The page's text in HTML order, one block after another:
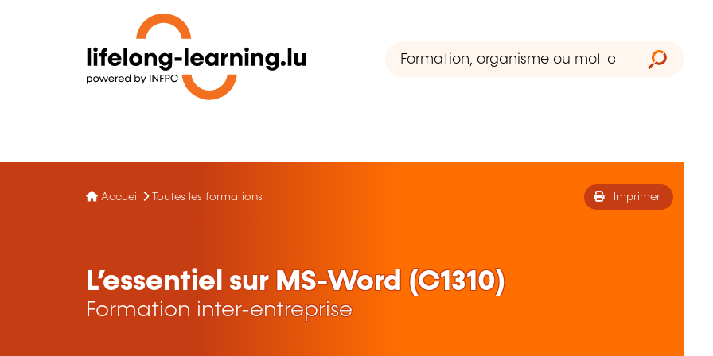
Accueil Toutes les formations Imprimer
L’essentiel sur MS-Word (C1310)
Formation inter-entreprise